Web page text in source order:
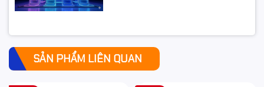
SẢN PHẨM LIÊN QUAN